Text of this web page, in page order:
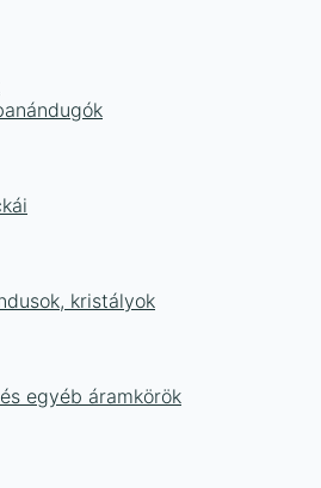
kristályok
egyéb áramkörök